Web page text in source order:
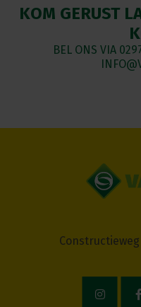
KOM GERUST
BEL ONS VIA